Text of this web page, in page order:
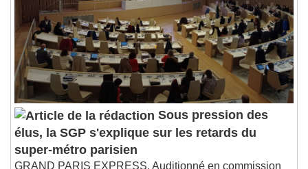
descriptions off, selected
Subtitles
subtitles settings, opens subtitles
settings dialog
subtitles off, selected
Audio Track
Picture-in-Picture
Fullscreen
This is a modal window.
Beginning of dialog window. Escape will cancel
and close the window.
Sous pression des
élus, la SGP s'explique sur les retards du
super-métro parisien